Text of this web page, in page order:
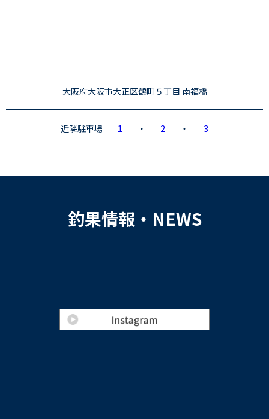
大阪府大阪市大正区鶴町５丁目 南福橋
近隣駐車場 1 ・ 2 ・ 3
釣果情報・NEWS